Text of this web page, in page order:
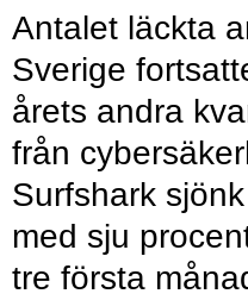
Antalet läckta
Sverige
årets andra
från
Surfshark
med sju
tre första